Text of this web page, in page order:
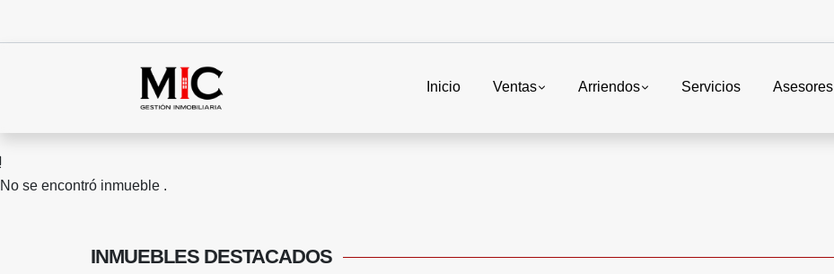
Inicio Ventas Arriendos Servicios Asesores
No se encontró inmueble .
INMUEBLES DESTACADOS